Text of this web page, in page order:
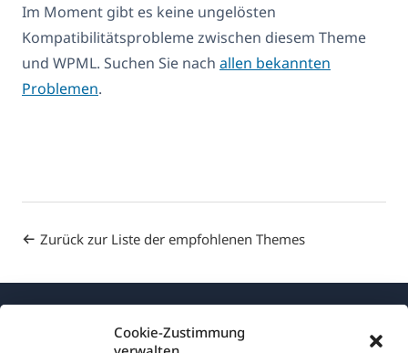
Cookie-Zustimmung
Im Moment gibt es keine ungelösten
Kompatibilitätsprobleme zwischen diesem Theme
und WPML. Suchen Sie nach allen bekannten
Problemen.
Zurück zur Liste der empfohlenen Themes